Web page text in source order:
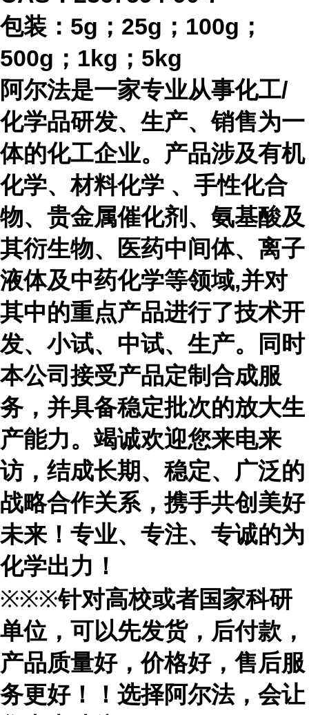
包装： 5g；25g；100g；
500g；1kg；5kg
阿尔法是一家专业从事化工/
化学品研发、生产、销售为一
体的化工企业。产品涉及有机
化学、材料化学 、手性化合
物、贵金属催化剂、氨基酸及
其衍生物、医药中间体、离子
液体及中药化学等领域,并对
其中的重点产品进行了技术开
发、小试、中试、生产。同时
本公司接受产品定制合成服
务，并具备稳定批次的放大生
产能力。竭诚欢迎您来电来
访，结成长期、稳定、广泛的
战略合作关系，携手共创美好
未来！专业、专注、专诚的为
化学出力！
※※※针对高校或者国家科研
单位，可以先发货，后付款，
产品质量好，价格好，售后服
务更好！！选择阿尔法，会让